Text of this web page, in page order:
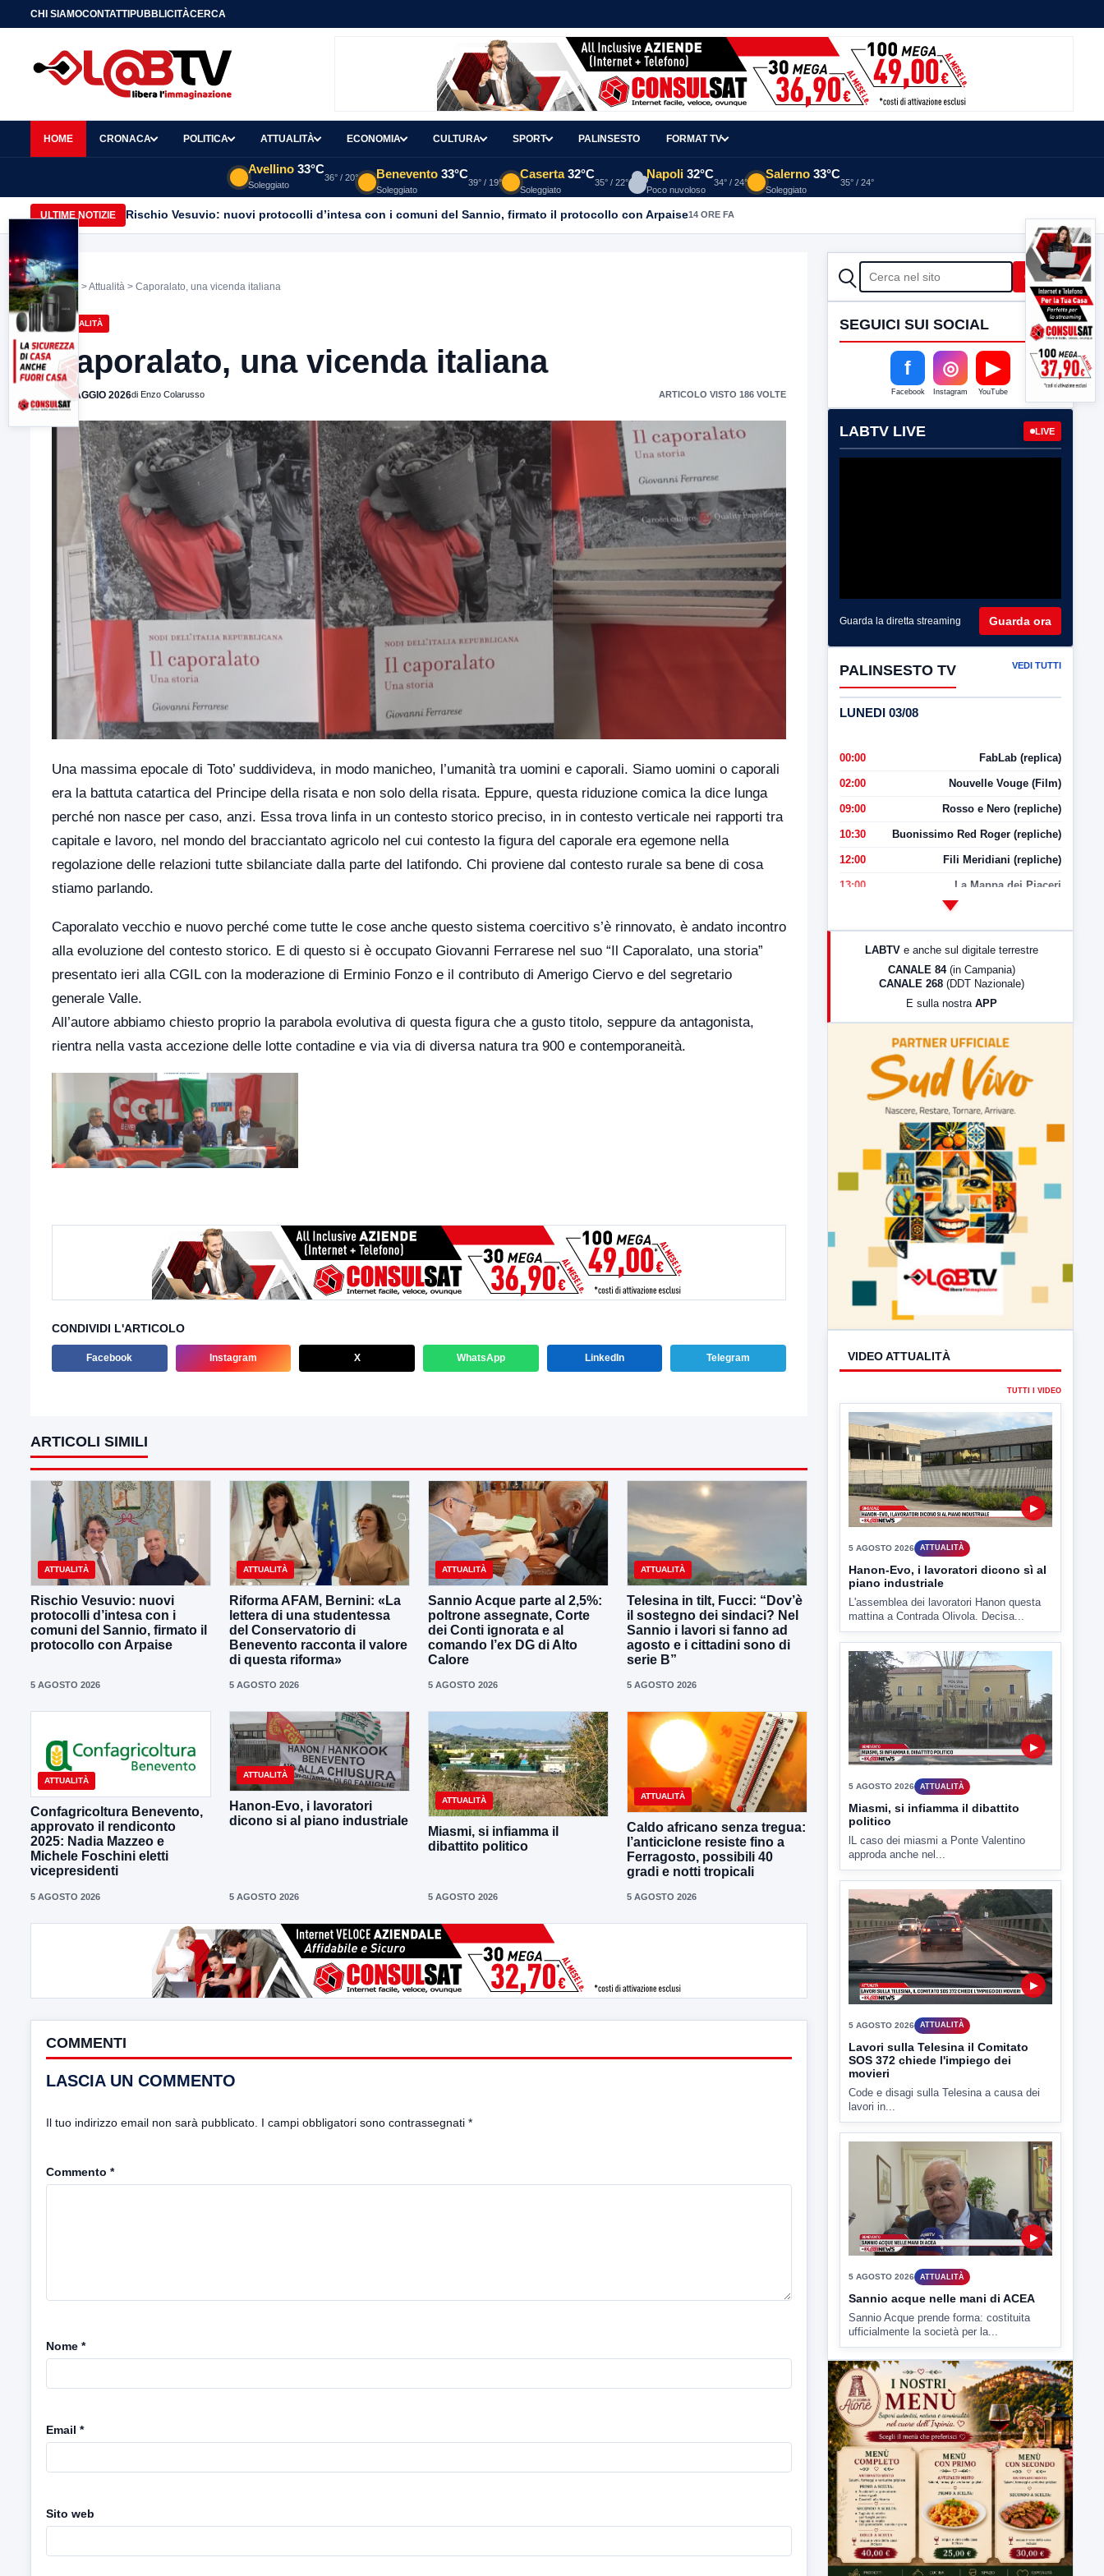
CHI SIAMOCONTATTIPUBBLICITÀCERCA
HOME CRONACA POLITICA ATTUALITÀ ECONOMIA CULTURA SPORT PALINSESTO FORMAT TV
Avellino 33°C
Soleggiato
36° / 20° Benevento 33°C
Soleggiato
39° / 19°
Caserta 32°C
Soleggiato
35° / 22°
Napoli 32°C
Poco nuvoloso
34° / 24°
Salerno 33°C
Soleggiato
35° / 24°
ULTIME NOTIZIE Rischio Vesuvio: nuovi protocolli d’intesa con i comuni del Sannio, firmato il protocollo con Arpaise14 ORE FA
Home >Attualità > Caporalato, una vicenda italiana
ATTUALITÀ
Caporalato, una vicenda italiana
12 MAGGIO 2026di Enzo Colarusso ARTICOLO VISTO 186 VOLTE
Una massima epocale di Toto’ suddivideva, in modo manicheo, l’umanità tra uomini e caporali. Siamo uomini o caporali
era la battuta catartica del Principe della risata e non solo della risata. Eppure, questa riduzione comica la dice lunga
perché non nasce per caso, anzi. Essa trova linfa in un contesto storico preciso, in in contesto verticale nei rapporti tra
capitale e lavoro, nel mondo del bracciantato agricolo nel cui contesto la figura del caporale era egemone nella
regolazione delle relazioni tutte sbilanciate dalla parte del latifondo. Chi proviene dal contesto rurale sa bene di cosa
stiamo parlando.
Caporalato vecchio e nuovo perché come tutte le cose anche questo sistema coercitivo s’è rinnovato, è andato incontro
alla evoluzione del contesto storico. E di questo si è occupato Giovanni Ferrarese nel suo “Il Caporalato, una storia”
presentato ieri alla CGIL con la moderazione di Erminio Fonzo e il contributo di Amerigo Ciervo e del segretario
generale Valle.
All’autore abbiamo chiesto proprio la parabola evolutiva di questa figura che a gusto titolo, seppure da antagonista,
rientra nella vasta accezione delle lotte contadine e via via di diversa natura tra 900 e contemporaneità.
CONDIVIDI L'ARTICOLO
Facebook Instagram X WhatsApp LinkedIn Telegram
ARTICOLI SIMILI
ATTUALITÀ
Rischio Vesuvio: nuovi
protocolli d’intesa con i
comuni del Sannio, firmato il
protocollo con Arpaise
5 AGOSTO 2026
ATTUALITÀ
Riforma AFAM, Bernini: «La
lettera di una studentessa
del Conservatorio di
Benevento racconta il valore
di questa riforma»
5 AGOSTO 2026
ATTUALITÀ
Sannio Acque parte al 2,5%:
poltrone assegnate, Corte
dei Conti ignorata e al
comando l’ex DG di Alto
Calore
5 AGOSTO 2026
ATTUALITÀ
Telesina in tilt, Fucci: “Dov’è
il sostegno dei sindaci? Nel
Sannio i lavori si fanno ad
agosto e i cittadini sono di
serie B”
5 AGOSTO 2026
ATTUALITÀ
Confagricoltura Benevento,
approvato il rendiconto
2025: Nadia Mazzeo e
Michele Foschini eletti
vicepresidenti
5 AGOSTO 2026
ATTUALITÀ
Hanon-Evo, i lavoratori
dicono si al piano industriale
5 AGOSTO 2026
ATTUALITÀ
Miasmi, si infiamma il
dibattito politico
5 AGOSTO 2026
ATTUALITÀ
Caldo africano senza tregua:
l’anticiclone resiste fino a
Ferragosto, possibili 40
gradi e notti tropicali
5 AGOSTO 2026
COMMENTI
LASCIA UN COMMENTO
Il tuo indirizzo email non sarà pubblicato. I campi obbligatori sono contrassegnati *
Commento *
Nome *
Email *
Sito web
CERCA Cerca
SEGUICI SUI SOCIAL
f
Facebook
◎
Instagram
▶
YouTube
LABTV LIVE LIVE
Guarda la diretta streaming Guarda ora
PALINSESTO TV VEDI TUTTI
LUNEDI 03/08
00:00 FabLab (replica)
02:00 Nouvelle Vouge (Film)
09:00 Rosso e Nero (repliche)
10:30 Buonissimo Red Roger (repliche)
12:00 Fili Meridiani (repliche)
13:00 La Mappa dei Piaceri
LabNews (Diretta)
LabNews (replica)
LABTV e anche sul digitale terrestre
CANALE 84 (in Campania)
CANALE 268 (DDT Nazionale)
E sulla nostra APP
VIDEO ATTUALITÀ
TUTTI I VIDEO
▶
Hanon-Evo, i lavoratori dicono sì al
piano industriale
L'assemblea dei lavoratori Hanon questa
mattina a Contrada Olivola. Decisa...
Miasmi, si infiamma il dibattito
politico
lL caso dei miasmi a Ponte Valentino
approda anche nel...
5 AGOSTO 2026
Lavori sulla Telesina il Comitato
SOS 372 chiede l'impiego dei
movieri
Code e disagi sulla Telesina a causa dei
lavori in...
▶
5 AGOSTO 2026 ATTUALITÀ
Sannio acque nelle mani di ACEA
Sannio Acque prende forma: costituita
ufficialmente la società per la...